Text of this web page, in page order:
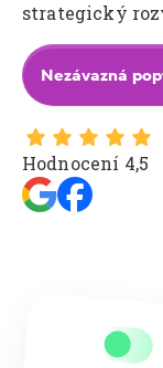
strategický
Nezávazná
Hodnocení 4,5